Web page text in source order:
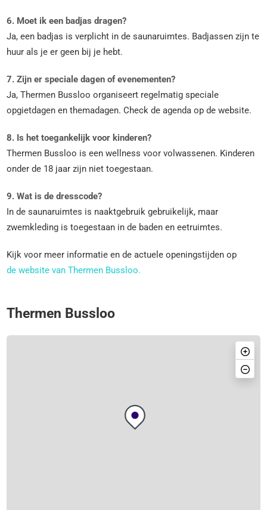
6. Moet ik een badjas dragen?
Ja, een badjas is verplicht in de saunaruimtes. Badjassen zijn te
huur als je er geen bij je hebt.
7. Zijn er speciale dagen of evenementen?
Ja, Thermen Bussloo organiseert regelmatig speciale
opgietdagen en themadagen. Check de agenda op de website.
8. Is het toegankelijk voor kinderen?
Thermen Bussloo is een wellness voor volwassenen. Kinderen
onder de 18 jaar zijn niet toegestaan.
9. Wat is de dresscode?
In de saunaruimtes is naaktgebruik gebruikelijk, maar
zwemkleding is toegestaan in de baden en eetruimtes.
Kijk voor meer informatie en de actuele openingstijden op
de website van Thermen Bussloo.
Thermen Bussloo